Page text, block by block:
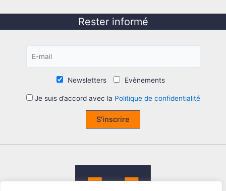
Rester informé
Newsletters Evènements
Je suis d’accord avec la Politique de confidentialité
S'inscrire